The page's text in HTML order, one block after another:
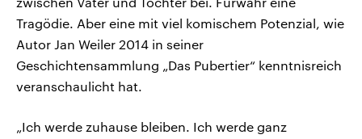
Tragödie. Aber eine mit viel komischem Potenzial, wie
Autor Jan Weiler 2014 in seiner
Geschichtensammlung „Das Pubertier“ kenntnisreich
veranschaulicht hat.
„Ich werde zuhause bleiben. Ich werde ganz